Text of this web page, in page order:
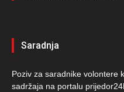
Saradnja
Poziv za saradnike volontere
sadržaja na portalu